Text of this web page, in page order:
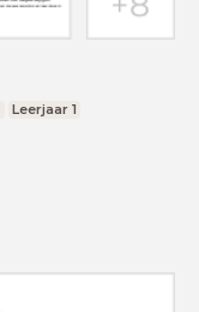
Leerjaar 1